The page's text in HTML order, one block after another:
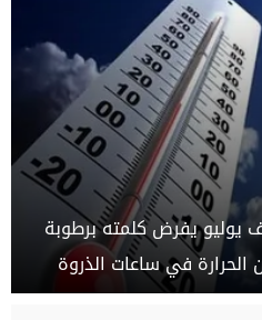
يفرض كلمته برطوبة
الحرارة في ساعات الذروة